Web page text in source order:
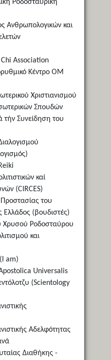
Ροδοσταυρική
Ανθρωπολογικών και
Association
Κέντρο ΟΜ
Χριστιανισμού
Σπουδών
τήν Συνείδηση του
καί
(CIRCES)
του
Ελλάδος (βουδιστές)
Χρυσού Ροδοσταύρου
και
am)
Universalis
(Scientology
Αδελφότητας
Διαθήκης -